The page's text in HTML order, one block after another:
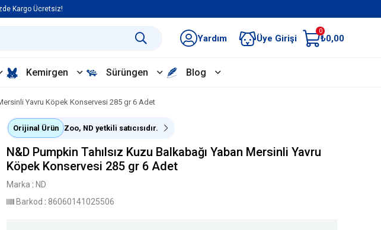
Kargo Ücretsiz!
Yardım Üye Girişi
0
₺0,00
Kemirgen Sürüngen Blog
Yavru Köpek Konservesi 285 gr 6 Adet
Orijinal Ürün Zoo, ND yetkili satıcısıdır.
N&D Pumpkin Tahılsız Kuzu Balkabağı Yaban Mersinli Yavru
Köpek Konservesi 285 gr 6 Adet
Marka : ND
Barkod : 86060141025506